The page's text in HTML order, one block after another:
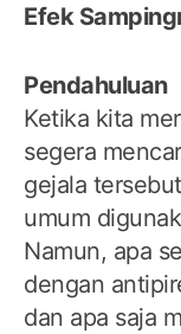
Efek
Pendahuluan
Ketika kita
segera
gejala
umum
Namun, apa
dengan
dan apa saja